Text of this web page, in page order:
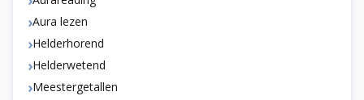
Aura lezen
Helderhorend
Helderwetend
Meestergetallen